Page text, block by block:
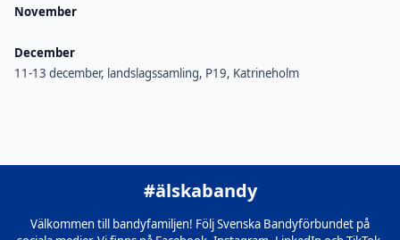
November
December
11-13 december, landslagssamling, P19, Katrineholm
#älskabandy
Välkommen till bandyfamiljen! Följ Svenska Bandyförbundet på